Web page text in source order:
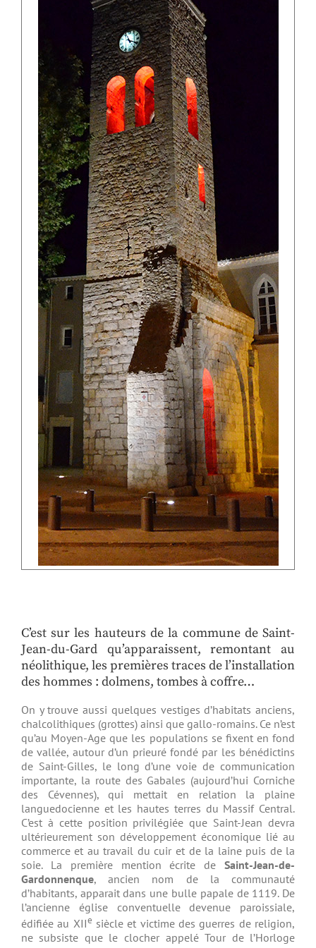
C’est sur les hauteurs de la commune de Saint-
Jean-du-Gard qu’apparaissent, remontant au
néolithique, les premières traces de l’installation
des hommes : dolmens, tombes à coffre…
On y trouve aussi quelques vestiges d’habitats anciens,
chalcolithiques (grottes) ainsi que gallo-romains. Ce n’est
qu’au Moyen-Age que les populations se fixent en fond
de vallée, autour d’un prieuré fondé par les bénédictins
de Saint-Gilles, le long d’une voie de communication
importante, la route des Gabales (aujourd’hui Corniche
des Cévennes), qui mettait en relation la plaine
languedocienne et les hautes terres du Massif Central.
C’est à cette position privilégiée que Saint-Jean devra
ultérieurement son développement économique lié au
commerce et au travail du cuir et de la laine puis de la
soie. La première mention écrite deSaint-Jean-de-
Gardonnenque, ancien nom de la communauté
d’habitants, apparait dans une bulle papale de 1119. De
l’ancienne église conventuelle devenue paroissiale,
édifiée au XIIe siècle et victime des guerres de religion,
ne subsiste que le clocher appelé Tour de l’Horloge